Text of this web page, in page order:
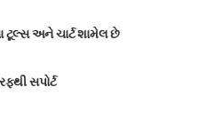
ટૂલ્સ અને ચાર્ટ શામેલ છે
સપોર્ટ